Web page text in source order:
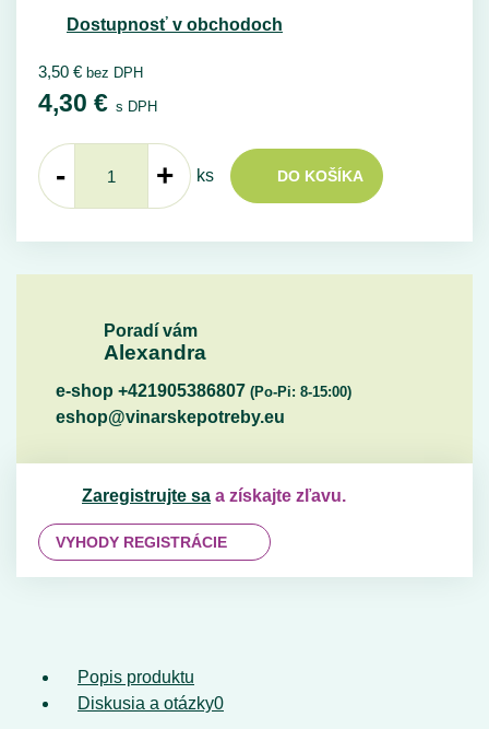
Dostupnosť v obchodoch
3,50 € bez DPH
4,30 € s DPH
- + ks DO KOŠÍKA
Poradí vám
Alexandra
e-shop +421905386807 (Po-Pi: 8-15:00)
eshop@vinarskepotreby.eu
Zaregistrujte sa a získajte zľavu.
VYHODY REGISTRÁCIE
Popis produktu
Diskusia a otázky0